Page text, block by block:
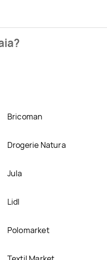
zł.
Bricoman
Drogerie Natura
Jula
Lidl
Polomarket